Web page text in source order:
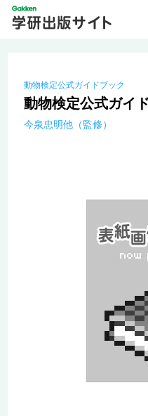
動物検定公式ガイドブック
動物検定公式ガイ
今泉忠明他（監修）